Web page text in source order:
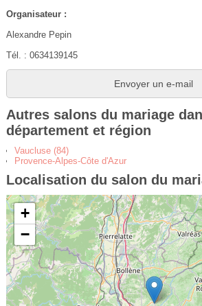
Organisateur :
Alexandre Pepin
Tél. : 0634139145
Envoyer un e-mail
Autres salons du mariage
département et région
Vaucluse (84)
Provence-Alpes-Côte d'Azur
Localisation du salon du
+
−